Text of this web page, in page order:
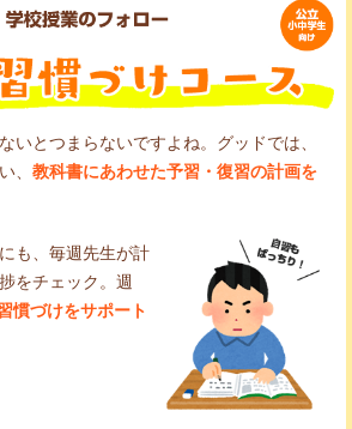
いとつまらないですよね。グッドでは、
、 教科書にあわせた予習・復習の計画を
も、毎週先生が計
をチェック。週
慣づけをサポート